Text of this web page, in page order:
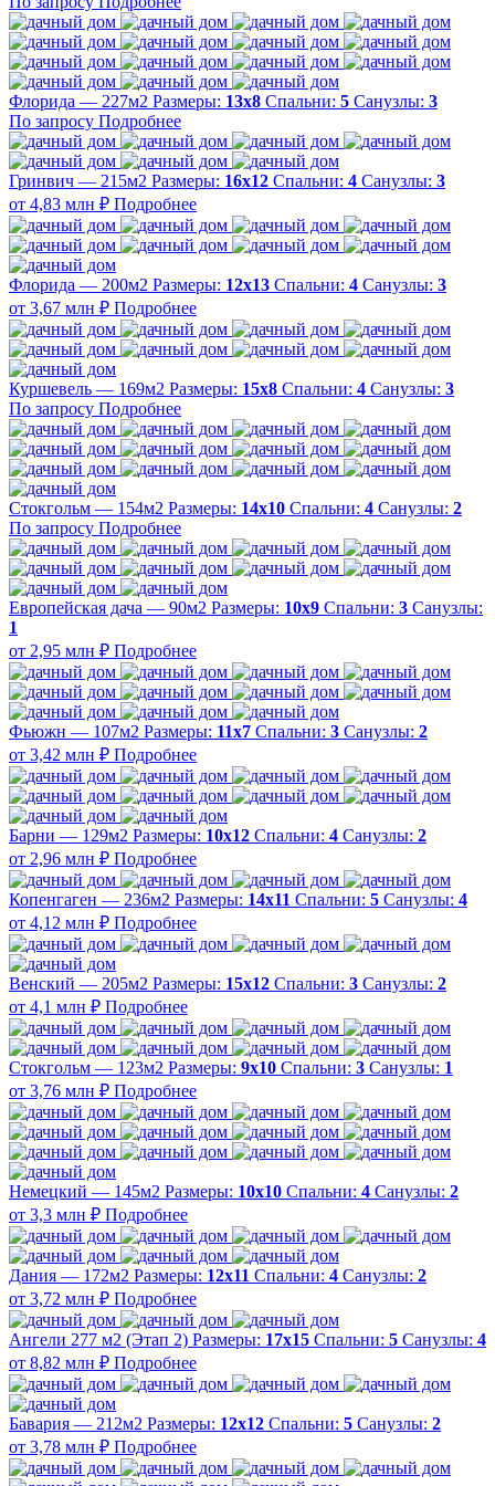
Флорида — 227м2 Размеры: 13х8 Спальни: 5 Санузлы: 3
По запросу Подробнее
Гринвич — 215м2 Размеры: 16х12 Спальни: 4 Санузлы: 3
от 4,83 млн ₽ Подробнее
Флорида — 200м2 Размеры: 12х13 Спальни: 4 Санузлы: 3
от 3,67 млн ₽ Подробнее
Куршевель — 169м2 Размеры: 15х8 Спальни: 4 Санузлы: 3
По запросу Подробнее
Стокгольм — 154м2 Размеры: 14х10 Спальни: 4 Санузлы: 2
По запросу Подробнее
Европейская дача — 90м2 Размеры: 10х9 Спальни: 3 Санузлы:
1
от 2,95 млн ₽ Подробнее
Фьюжн — 107м2 Размеры: 11х7 Спальни: 3 Санузлы: 2
от 3,42 млн ₽ Подробнее
Барни — 129м2 Размеры: 10х12 Спальни: 4 Санузлы: 2
от 2,96 млн ₽ Подробнее
Копенгаген — 236м2 Размеры: 14х11 Спальни: 5 Санузлы: 4
от 4,12 млн ₽ Подробнее
Венский — 205м2 Размеры: 15х12 Спальни: 3 Санузлы: 2
от 4,1 млн ₽ Подробнее
Стокгольм — 123м2 Размеры: 9х10 Спальни: 3 Санузлы: 1
от 3,76 млн ₽ Подробнее
Немецкий — 145м2 Размеры: 10х10 Спальни: 4 Санузлы: 2
от 3,3 млн ₽ Подробнее
Дания — 172м2 Размеры: 12х11 Спальни: 4 Санузлы: 2
от 3,72 млн ₽ Подробнее
Ангели 277 м2 (Этап 2) Размеры: 17х15 Спальни: 5 Санузлы: 4
от 8,82 млн ₽ Подробнее
Бавария — 212м2 Размеры: 12х12 Спальни: 5 Санузлы: 2
от 3,78 млн ₽ Подробнее